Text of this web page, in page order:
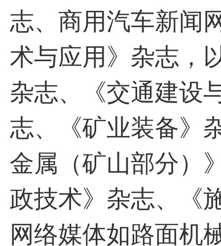
志、商用汽车新闻
术与应用》杂志，
杂志、《交通建设
志、《矿业装备》
金属（矿山部分）
政技术》杂志、《
网络媒体如路面机